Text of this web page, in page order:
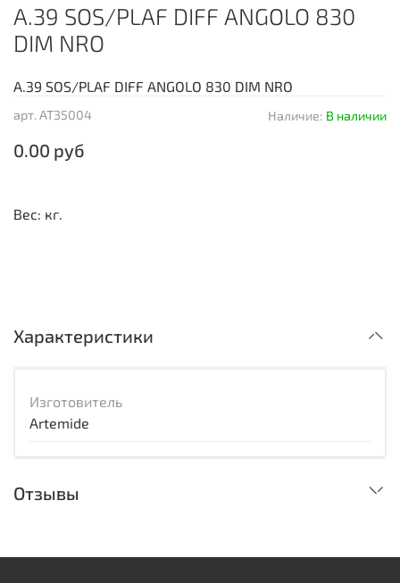
арт. AT35004 Наличие: В наличии
A.39 SOS/PLAF DIFF ANGOLO 830
DIM NRO
0.00 руб
A.39 SOS/PLAF DIFF ANGOLO 830 DIM NRO
Вес: кг.
Характеристики
Изготовитель
Artemide
Отзывы